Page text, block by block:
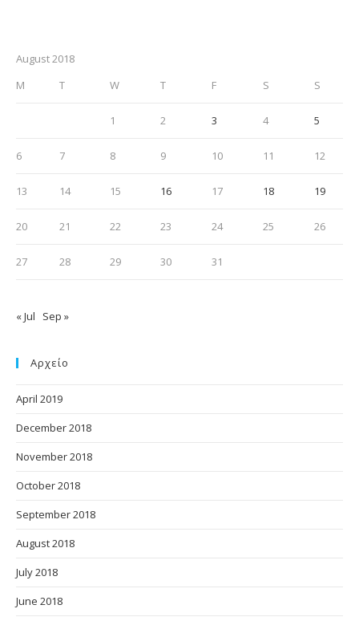
August 2018
M
T W T F S S
1 2 3 4 5
6 7 8 9 10 11 12
13 14 15 16 17 18 19
20 21 22 23 24 25 26
27 28 29 30 31
« Jul Sep »
Αρχείο
April 2019
December 2018
November 2018
October 2018
September 2018
August 2018
July 2018
June 2018